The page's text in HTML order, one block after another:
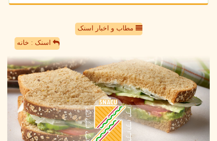
مطاب و اخبار اسنک
اسنک : خانه